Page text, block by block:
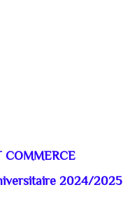
2024/2025